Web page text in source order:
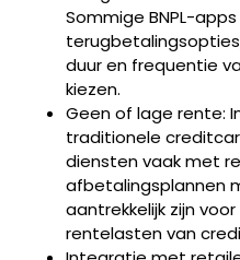
Sommige BNPL-
duur en frequentie
kiezen.
Geen of lage rente:
traditionele
diensten vaak met
afbetalingsplannen
aantrekkelijk zijn
rentelasten van